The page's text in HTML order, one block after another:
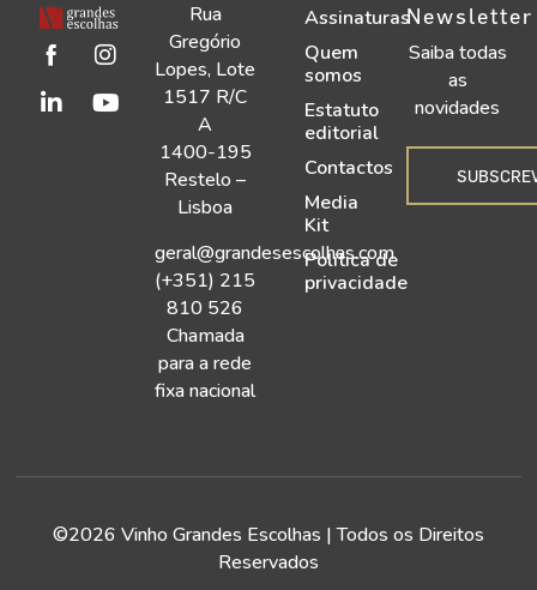
Rua
Gregório
Lopes, Lote
1517 R/C
A
1400-195
Restelo –
Lisboa
geral@grandesescolhas.com
(+351) 215
810 526
Chamada
para a rede
fixa nacional
Assinaturas
Quem
somos
Estatuto
editorial
Contactos
Media
Kit
Política de
privacidade
Newsletter
Saiba todas
as
novidades
©2026 Vinho Grandes Escolhas | Todos os Direitos
Reservados